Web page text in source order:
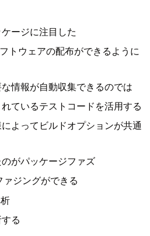
ージに注目した
トウェアの配布ができるように
情報が自動収集できるのでは
ているテストコードを活用する
よってビルドオプションが共通
がパッケージファズ
ジングができる
る